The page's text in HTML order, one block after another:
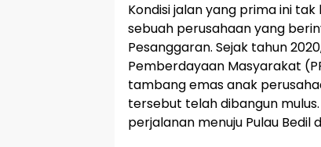
Kondisi jalan yang prima ini tak
sebuah perusahaan yang
Pesanggaran. Sejak tahun
Pemberdayaan Masyarakat
tambang emas anak
tersebut telah dibangun
perjalanan menuju Pulau